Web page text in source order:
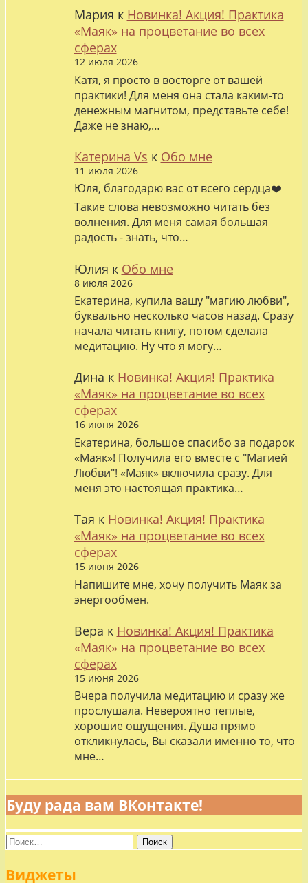
Мария к Новинка! Акция! Практика
«Маяк» на процветание во всех
сферах
12 июля 2026
Катя, я просто в восторге от вашей
практики! Для меня она стала каким-то
денежным магнитом, представьте себе!
Даже не знаю,…
Катерина Vs к Обо мне
11 июля 2026
Юля, благодарю вас от всего сердца❤️
Такие слова невозможно читать без
волнения. Для меня самая большая
радость - знать, что…
Юлия к Обо мне
8 июля 2026
Екатерина, купила вашу "магию любви",
буквально несколько часов назад. Сразу
начала читать книгу, потом сделала
медитацию. Ну что я могу…
Дина к Новинка! Акция! Практика
«Маяк» на процветание во всех
сферах
16 июня 2026
Екатерина, большое спасибо за подарок
«Маяк»! Получила его вместе с "Магией
Любви"! «Маяк» включила сразу. Для
меня это настоящая практика…
Тая к Новинка! Акция! Практика
«Маяк» на процветание во всех
сферах
15 июня 2026
Напишите мне, хочу получить Маяк за
энергообмен.
Вера к Новинка! Акция! Практика
«Маяк» на процветание во всех
сферах
15 июня 2026
Вчера получила медитацию и сразу же
прослушала. Невероятно теплые,
хорошие ощущения. Душа прямо
откликнулась, Вы сказали именно то, что
мне…
Буду рада вам ВКонтакте!
Найти:
Виджеты